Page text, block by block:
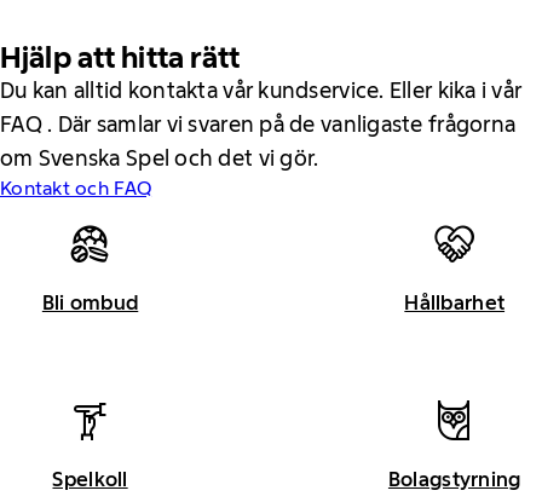
Hjälp att hitta rätt
Du kan alltid kontakta vår kundservice. Eller kika i vår
FAQ . Där samlar vi svaren på de vanligaste frågorna
om Svenska Spel och det vi gör.
Kontakt och FAQ
Bli ombud Hållbarhet
Spelkoll Bolagstyrning